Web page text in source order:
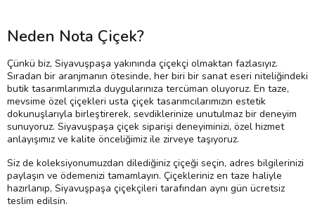
Neden Nota Çiçek?
Çünkü biz, Siyavuşpaşa yakınında çiçekçi olmaktan fazlasıyız.
Sıradan bir aranjmanın ötesinde, her biri bir sanat eseri niteliğindeki
butik tasarımlarımızla duygularınıza tercüman oluyoruz. En taze,
mevsime özel çiçekleri usta çiçek tasarımcılarımızın estetik
dokunuşlarıyla birleştirerek, sevdiklerinize unutulmaz bir deneyim
sunuyoruz. Siyavuşpaşa çiçek siparişi deneyiminizi, özel hizmet
anlayışımız ve kalite önceliğimiz ile zirveye taşıyoruz.
Siz de koleksiyonumuzdan dilediğiniz çiçeği seçin, adres bilgilerinizi
paylaşın ve ödemenizi tamamlayın. Çiçekleriniz en taze haliyle
hazırlanıp, Siyavuşpaşa çiçekçileri tarafından aynı gün ücretsiz
teslim edilsin.